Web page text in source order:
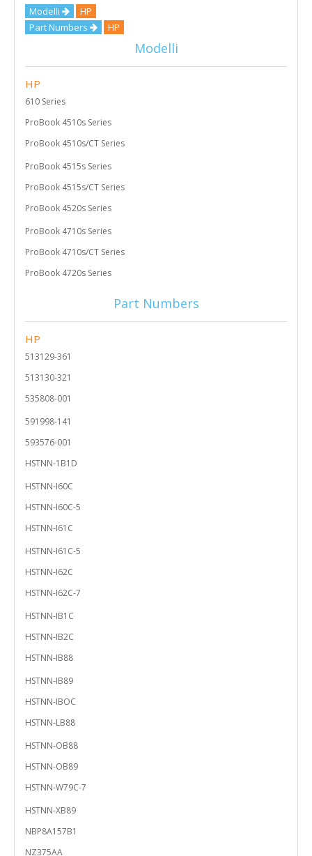
Modelli
HP
Part Numbers
HP
Modelli
HP
610 Series
ProBook 4510s Series
ProBook 4510s/CT Series
ProBook 4515s Series
ProBook 4515s/CT Series
ProBook 4520s Series
ProBook 4710s Series
ProBook 4710s/CT Series
ProBook 4720s Series
Part Numbers
HP
513129-361
513130-321
535808-001
591998-141
593576-001
HSTNN-1B1D
HSTNN-I60C
HSTNN-I60C-5
HSTNN-I61C
HSTNN-I61C-5
HSTNN-I62C
HSTNN-I62C-7
HSTNN-IB1C
HSTNN-IB2C
HSTNN-IB88
HSTNN-IB89
HSTNN-IBOC
HSTNN-LB88
HSTNN-OB88
HSTNN-OB89
HSTNN-W79C-7
HSTNN-XB89
NBP8A157B1
NZ375AA